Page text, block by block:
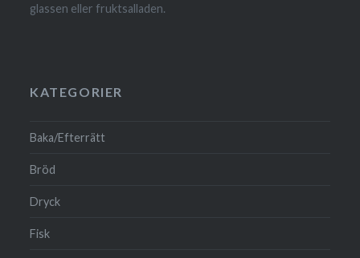
glassen eller fruktsalladen.
KATEGORIER
Baka/Efterrätt
Bröd
Dryck
Fisk